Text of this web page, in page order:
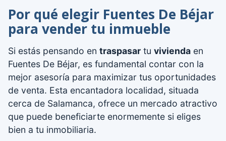
Por qué elegir Fuentes De Béjar
para vender tu inmueble
Si estás pensando en traspasar tu vivienda en
Fuentes De Béjar, es fundamental contar con la
mejor asesoría para maximizar tus oportunidades
de venta. Esta encantadora localidad, situada
cerca de Salamanca, ofrece un mercado atractivo
que puede beneficiarte enormemente si eliges
bien a tu inmobiliaria.